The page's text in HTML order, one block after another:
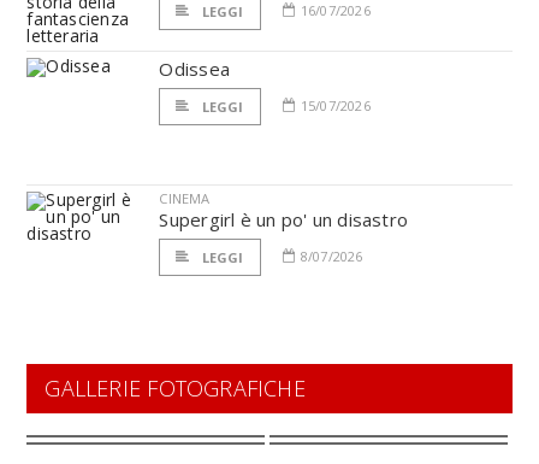
LEGGI 16/07/2026
Odissea
LEGGI 15/07/2026
CINEMA
Supergirl è un po' un disastro
LEGGI 8/07/2026
GALLERIE FOTOGRAFICHE